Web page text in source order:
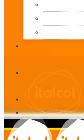
Equinos